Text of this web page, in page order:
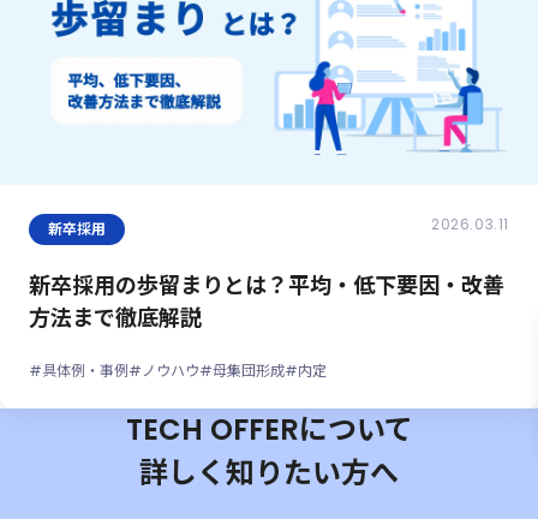
新卒採用 2026.03.11
新卒採用の歩留まりとは？平均・低下要因・改善
方法まで徹底解説
#具体例・事例#ノウハウ#母集団形成#内定
TECH OFFERについて
詳しく知りたい方へ